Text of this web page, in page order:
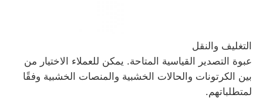
التغليف والنقل
عبوة التصدير القياسية المتاحة. يمكن للعملاء الاختيار من
بين الكرتونات والحالات الخشبية والمنصات الخشبية وفقًا
لمتطلباتهم.